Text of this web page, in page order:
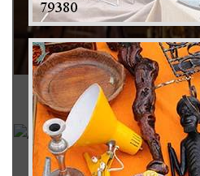
Rachat instrument
Achat